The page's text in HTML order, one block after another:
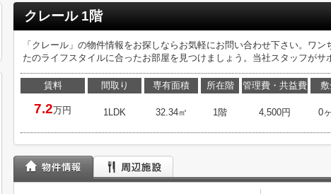
クレール 1階
「クレール」の物件情報をお探しならお気軽にお問い合わせ下さい。ワ
たのライフスタイルに合ったお部屋を見つけましょう。当社スタッフがサ
賃料
7.2万円
間取り
1LDK
専有面積
32.34㎡
所在階
1階
管理費・共益費
4,500円 0